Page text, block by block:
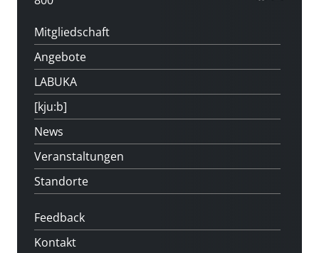
Mitgliedschaft
Angebote
LABUKA
[kju:b]
News
Veranstaltungen
Standorte
Feedback
Kontakt